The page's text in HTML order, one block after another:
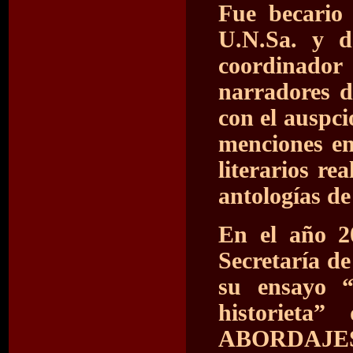
Fue
U.N.Sa. y
narradores
con el
menciones
literarios
antologías
En el año
Secretaría
su ensayo